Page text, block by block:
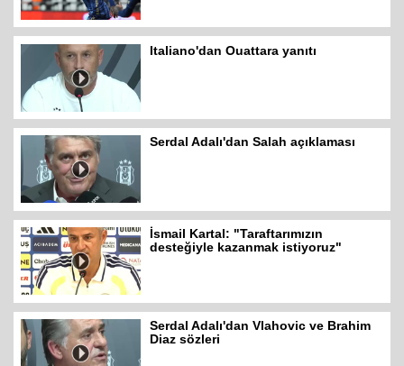
Italiano'dan Ouattara yanıtı
Serdal Adalı'dan Salah açıklaması
İsmail Kartal: "Taraftarımızın
desteğiyle kazanmak istiyoruz"
Serdal Adalı'dan Vlahovic ve Brahim
Diaz sözleri